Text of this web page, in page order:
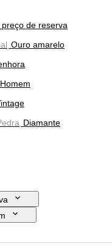
preço de reserva
Ouro amarelo
Homem
Diamante